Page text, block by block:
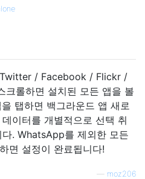
Twitter / Facebook / Flickr /
크롤하면 설치된 모든 앱을 볼
탭하면 백그라운드 앱 새로
이터를 개별적으로 선택 취
. WhatsApp를 제외한 모든
면 설정이 완료됩니다!
moz206